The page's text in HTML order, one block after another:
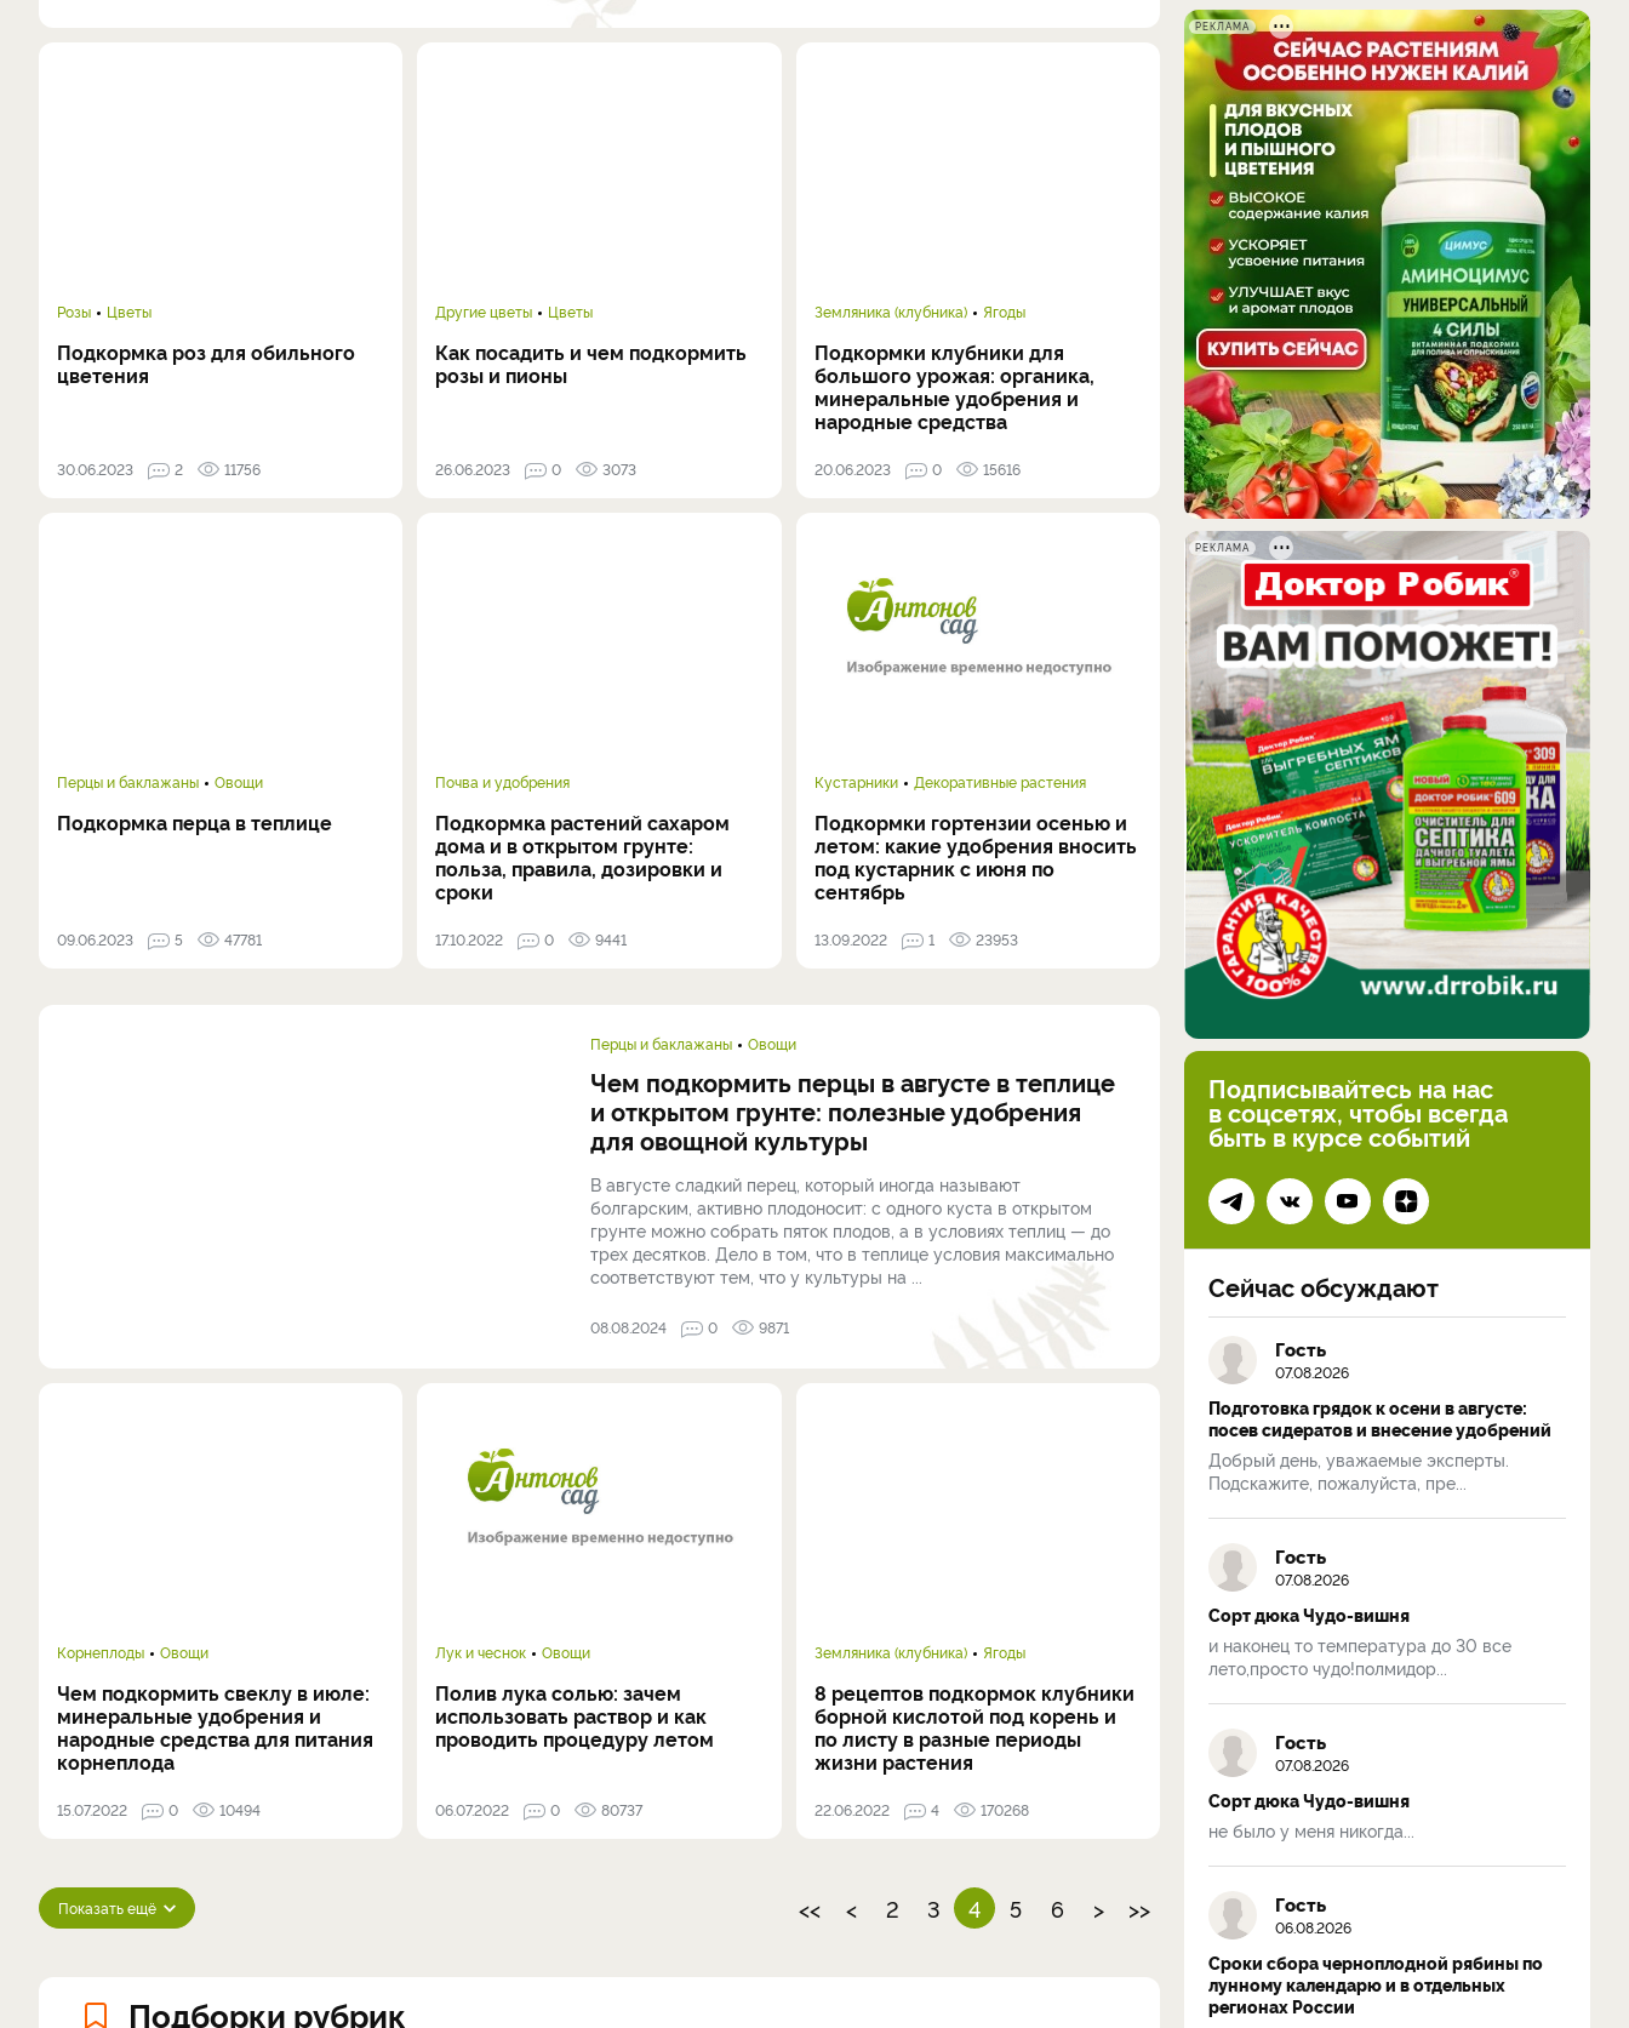
Розы Цветы
Подкормка роз для обильного
цветения
30.06.2023 2 11756
Другие цветы Цветы
Как посадить и чем подкормить
розы и пионы
26.06.2023 0 3073
Земляника (клубника) Ягоды
Подкормки клубники для
большого урожая: органика,
минеральные удобрения и
народные средства
20.06.2023 0 15616
Перцы и баклажаны Овощи
Подкормка перца в теплице
09.06.2023 5 47781
Почва и удобрения
Подкормка растений сахаром
дома и в открытом грунте:
польза, правила, дозировки и
сроки
17.10.2022 0 9441
Кустарники Декоративные растения
Подкормки гортензии осенью и
летом: какие удобрения вносить
под кустарник с июня по
сентябрь
13.09.2022 1 23953
Перцы и баклажаны Овощи
Чем подкормить перцы в августе в теплице
и открытом грунте: полезные удобрения
для овощной культуры
В августе сладкий перец, который иногда называют
болгарским, активно плодоносит: с одного куста в открытом
грунте можно собрать пяток плодов, а в условиях теплиц — до
трех десятков. Дело в том, что в теплице условия максимально
соответствуют тем, что у культуры на ...
08.08.2024 0 9871
Корнеплоды Овощи
Чем подкормить свеклу в июле:
минеральные удобрения и
народные средства для питания
корнеплода
15.07.2022 0 10494
Лук и чеснок Овощи
Полив лука солью: зачем
использовать раствор и как
проводить процедуру летом
06.07.2022 0 80737
Земляника (клубника) Ягоды
8 рецептов подкормок клубники
борной кислотой под корень и
по листу в разные периоды
жизни растения
22.06.2022 4 170268
Показать ещё << < 2 3 4 5 6 > >>
Подборки рубрик
РЕКЛАМА
РЕКЛАМА
Подписывайтесь на нас
в соцсетях, чтобы всегда
быть в курсе событий
Сейчас обсуждают
Гость
07.08.2026
Подготовка грядок к осени в августе:
посев сидератов и внесение удобрений
Добрый день, уважаемые эксперты.
Подскажите, пожалуйста, пре...
Гость
07.08.2026
Сорт дюка Чудо-вишня
и наконец то температура до 30 все
лето,просто чудо!полмидор...
Гость
07.08.2026
Сорт дюка Чудо-вишня
не было у меня никогда...
Гость
06.08.2026
Сроки сбора черноплодной рябины по
лунному календарю и в отдельных
регионах России